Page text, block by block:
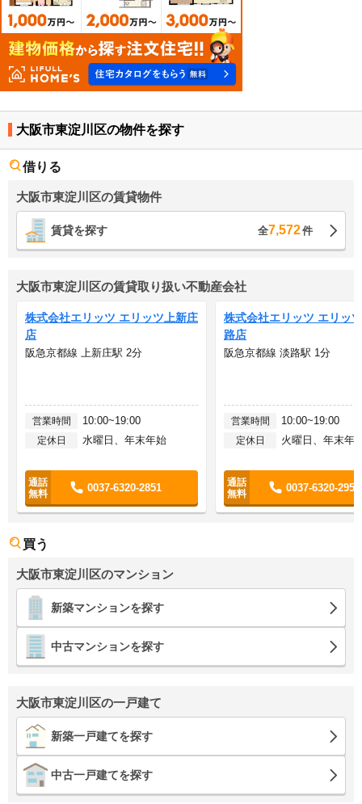
大阪市東淀川区の物件を探す
借りる
大阪市東淀川区の賃貸物件
賃貸を探す 全7,572件
大阪市東淀川区の賃貸取り扱い不動産会社
株式会社エリッツ エリッツ上新庄
店
阪急京都線 上新庄駅 2分
営業時間 10:00~19:00
定休日 水曜日、年末年始
0037-6320-2851
株式会社エリッツ エリッ
路店
阪急京都線 淡路駅 1分
営業時間 10:00~19:00
定休日 火曜日、年末年
0037-6320-2955
買う
大阪市東淀川区のマンション
新築マンションを探す
中古マンションを探す
大阪市東淀川区の一戸建て
新築一戸建てを探す
中古一戸建てを探す